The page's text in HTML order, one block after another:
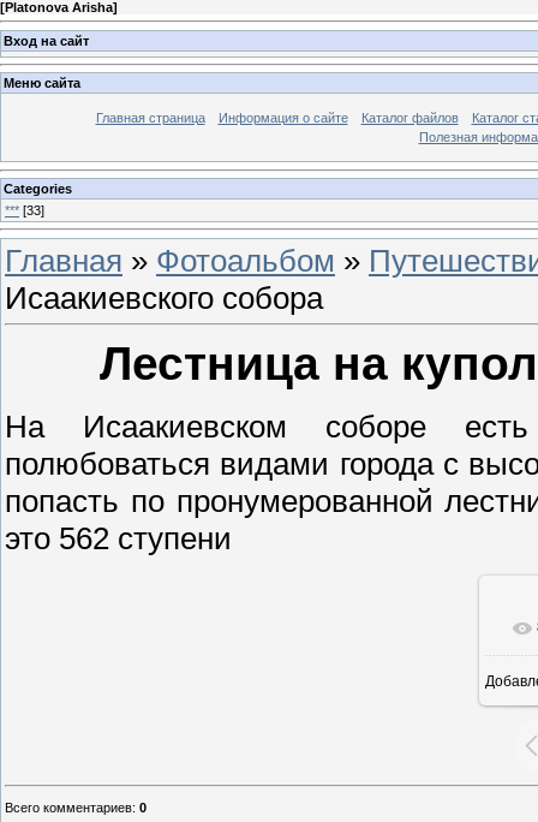
[Platonova Arisha]
Вход на сайт
Меню сайта
Главная страница Информация о сайте Каталог файлов
Каталог
Полезная
Categories
*** [33]
Главная » Фотоальбом »
Исаакиевского собора
Лестница на
На Исаакиевском соборе
полюбоваться видами города с
попасть по пронумерованной
это 562 ступени
Всего комментариев: 0